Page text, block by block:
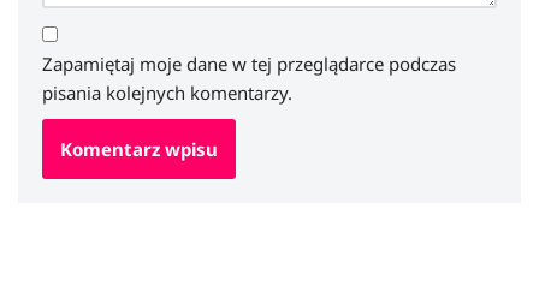
Zapamiętaj moje dane w tej przeglądarce podczas
pisania kolejnych komentarzy.